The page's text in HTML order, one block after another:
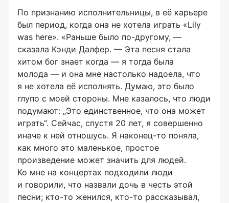
По признанию исполнительницы, в её карьере
был период, когда она не хотела играть «Lily
was here». «Раньше было по-другому, —
сказала Кэнди Далфер. — Эта песня стала
хитом бог знает когда — я тогда была
молода — и она мне настолько надоела, что
я не хотела её исполнять. Думаю, это было
глупо с моей стороны. Мне казалось, что люди
подумают: „Это единственное, что она может
играть“. Сейчас, спустя 20 лет, я совершенно
иначе к ней отношусь. Я наконец-то поняла,
как много это маленькое, простое
произведение может значить для людей.
Ко мне на концертах подходили люди
и говорили, что назвали дочь в честь этой
песни; кто-то женился, кто-то рассказывал,